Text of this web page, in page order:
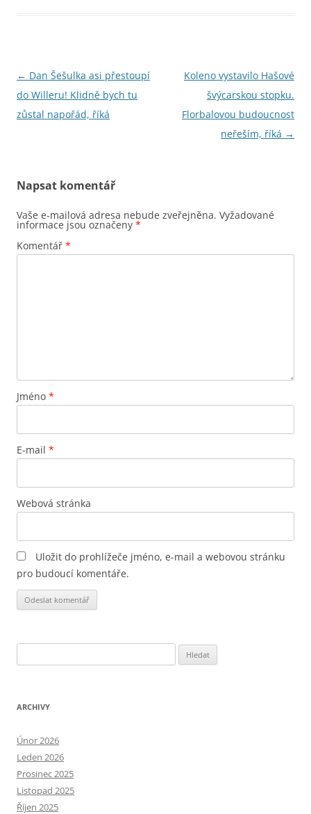
Navigace
pro
příspěvky
← Dan Šešulka asi přestoupí
do Willeru! Klidně bych tu
zůstal napořád, říká
Koleno vystavilo Hašové
švýcarskou stopku.
Florbalovou budoucnost
neřeším, říká →
Napsat komentář
Vaše e-mailová adresa nebude zveřejněna. Vyžadované
informace jsou označeny *
Komentář *
Jméno *
E-mail *
Webová stránka
Uložit do prohlížeče jméno, e-mail a webovou stránku
pro budoucí komentáře.
ARCHIVY
Únor 2026
Leden 2026
Prosinec 2025
Listopad 2025
Říjen 2025